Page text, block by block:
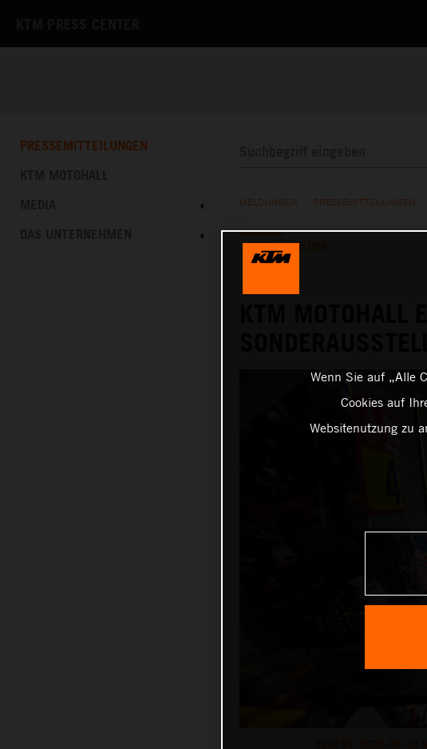
PRESSEMITTEILUNGEN
MELDUNGEN PRESSEMITTEILUNGEN
TEXT BILDER
Wenn Sie auf „Alle
Cookies auf
Websitenutzung zu